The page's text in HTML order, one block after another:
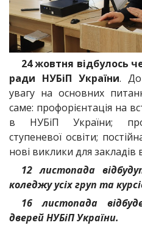
24 жовтня відбулось
ради НУБіП України.
увагу на основних
саме: профорієнтація на
в НУБіП України;
ступеневої освіти;
нові виклики для закладів
12 листопада
коледжу усіх груп та
16 листопада
дверей НУБіП України.